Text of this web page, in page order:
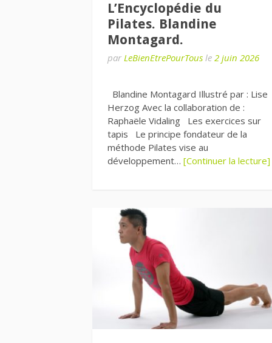
L’Encyclopédie du
Pilates. Blandine
Montagard.
par LeBienEtrePourTous le 2 juin 2026
Blandine Montagard Illustré par : Lise
Herzog Avec la collaboration de :
Raphaële Vidaling Les exercices sur
tapis Le principe fondateur de la
méthode Pilates vise au
développement… [Continuer la lecture]